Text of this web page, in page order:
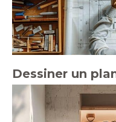
Dessiner un